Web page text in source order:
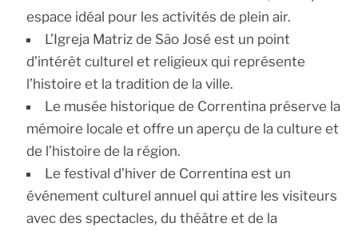
espace idéal pour les activités de plein air.
L’Igreja Matriz de São José est un point
d’intérêt culturel et religieux qui représente
l’histoire et la tradition de la ville.
Le musée historique de Correntina préserve la
mémoire locale et offre un aperçu de la culture et
de l’histoire de la région.
Le festival d’hiver de Correntina est un
événement culturel annuel qui attire les visiteurs
avec des spectacles, du théâtre et de la